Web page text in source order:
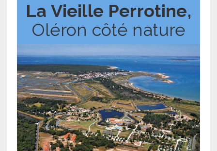
La Vieille Perrotine,
Oléron côté nature